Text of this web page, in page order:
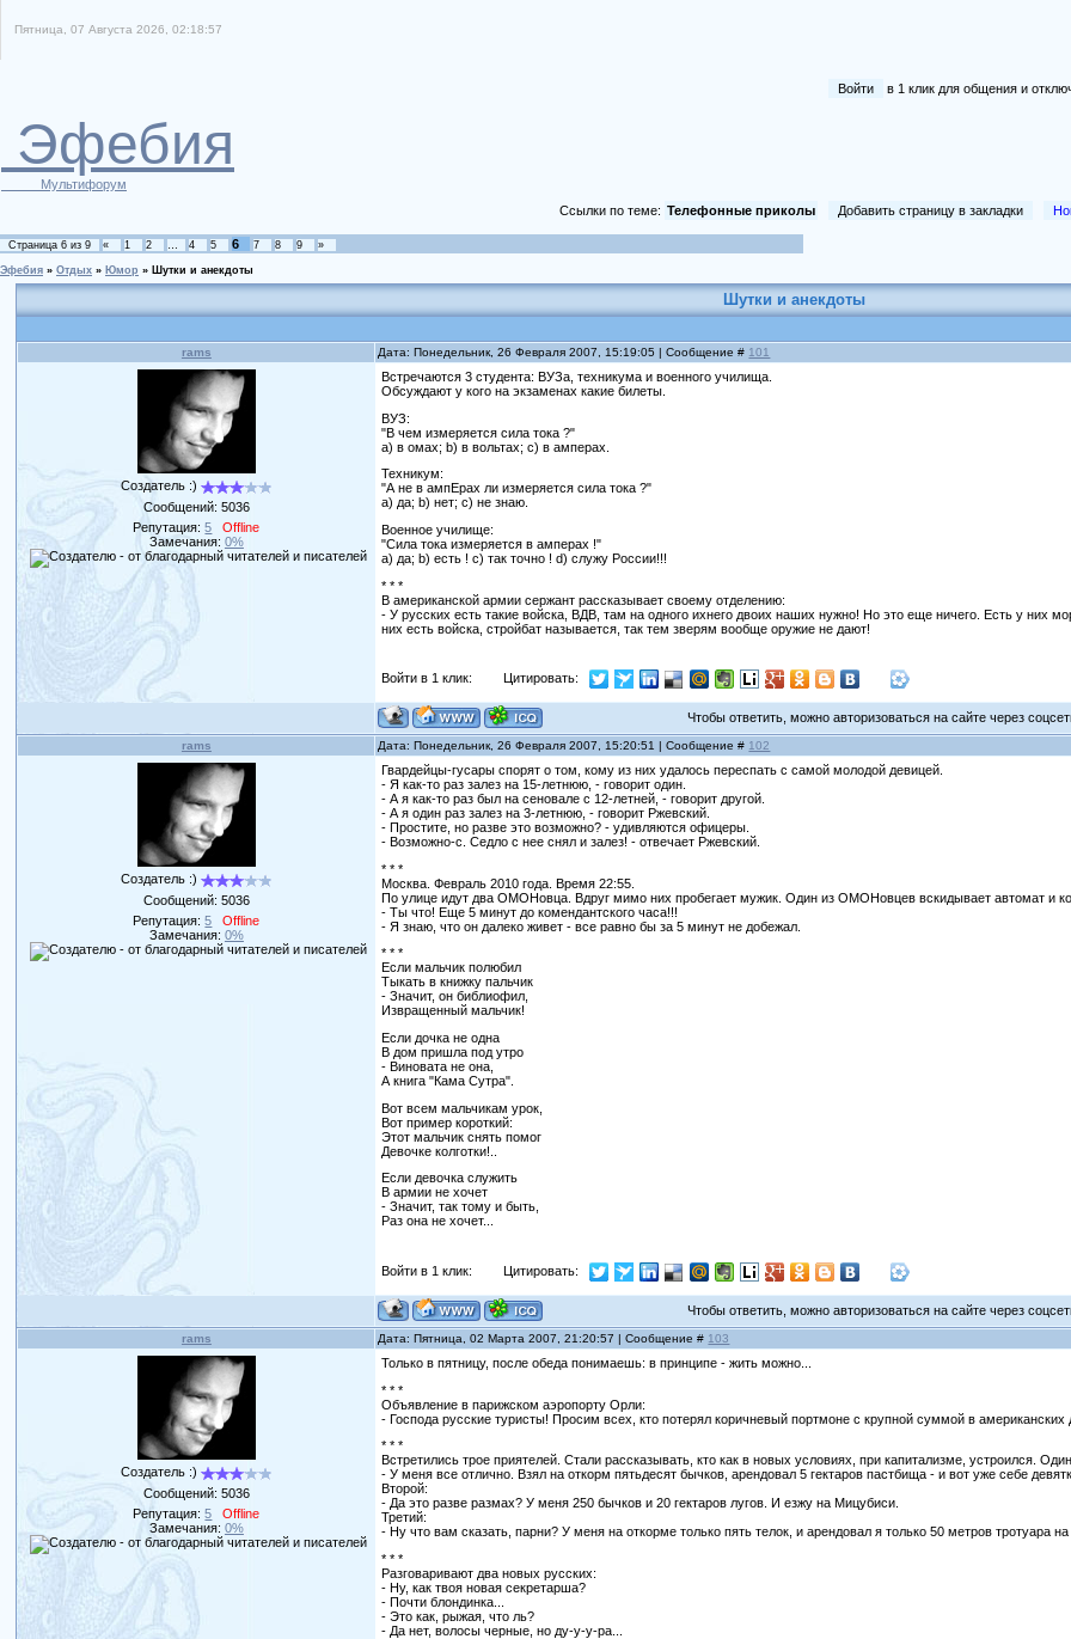
Пятница, 07 Августа 2026, 02:18:57
Войти в 1 клик для общения и
Эфебия
Мультифорум
Ссылки по теме: Телефонные приколы Добавить страницу в закладки
Страница 6 из 9 « 1 2 … 4 5 6 7 8 9 »
Эфебия » Отдых » Юмор » Шутки и анекдоты
Шутки и анекдоты
rams Дата: Понедельник, 26 Февраля 2007, 15:19:05 | Сообщение # 101
Создатель :)
Сообщений: 5036
Репутация:5
Offline
Замечания: 0%
Встречаются 3 студента: ВУЗа, техникума и военного училища.
Обсуждают у кого на экзаменах какие билеты.
ВУЗ:
"В чем измеряется сила тока ?"
a) в омах; b) в вольтах; c) в амперах.
Техникум:
"А не в ампЕрах ли измеряется сила тока ?"
a) да; b) нет; c) не знаю.
Военное училище:
"Сила тока измеряется в амперах !"
a) да; b) есть ! c) так точно ! d) служу России!!!
* * *
В американской армии сержант рассказывает своему отделению:
- У русских есть такие войска, ВДВ, там на одного ихнего двоих наших нужно! Но это еще ничего. Есть у них
них есть войска, стройбат называется, так тем зверям вообще оружие не дают!
Войти в 1 клик: Цитировать:
Чтобы ответить, можно авторизоваться на сайте через
rams Дата: Понедельник, 26 Февраля 2007, 15:20:51 | Сообщение # 102
Создатель :)
Сообщений: 5036
Репутация:5
Offline
Замечания: 0%
Гвардейцы-гусары спорят о том, кому из них удалось переспать с самой молодой девицей.
- Я как-то раз залез на 15-летнюю, - говорит один.
- А я как-то раз был на сеновале с 12-летней, - говорит другой.
- А я один раз залез на 3-летнюю, - говорит Ржевский.
- Простите, но разве это возможно? - удивляются офицеры.
- Возможно-с. Седло с нее снял и залез! - отвечает Ржевский.
* * *
Москва. Февраль 2010 года. Время 22:55.
По улице идут два ОМОНовца. Вдруг мимо них пробегает мужик. Один из ОМОНовцев вскидывает автомат и
- Ты что! Еще 5 минут до комендантского часа!!!
- Я знаю, что он далеко живет - все равно бы за 5 минут не добежал.
* * *
Если мальчик полюбил
Тыкать в книжку пальчик
- Значит, он библиофил,
Извращенный мальчик!
Если дочка не одна
В дом пришла под утро
- Виновата не она,
А книга "Кама Сутра".
Вот всем мальчикам урок,
Вот пример короткий:
Этот мальчик снять помог
Девочке колготки!..
Если девочка служить
В армии не хочет
- Значит, так тому и быть,
Раз она не хочет...
Войти в 1 клик: Цитировать:
Чтобы ответить, можно авторизоваться на сайте через
rams Дата: Пятница, 02 Марта 2007, 21:20:57 | Сообщение # 103
Создатель :)
Сообщений: 5036
Репутация:5
Offline
Замечания: 0%
Только в пятницу, после обеда понимаешь: в принципе - жить можно...
* * *
Объявление в парижском аэропорту Орли:
- Господа русские туристы! Просим всех, кто потерял коричневый портмоне с крупной суммой в
* * *
Встретились трое приятелей. Стали рассказывать, кто как в новых условиях, при капитализме, устроился.
- У меня все отлично. Взял на откорм пятьдесят бычков, арендовал 5 гектаров пастбища - и вот уже себе
Второй:
- Да это разве размах? У меня 250 бычков и 20 гектаров лугов. И езжу на Мицубиси.
Третий:
- Ну что вам сказать, парни? У меня на откорме только пять телок, и арендовал я только 50 метров тротуара
* * *
Разговаривают два новых русских:
- Ну, как твоя новая секретарша?
- Почти блондинка...
- Это как, рыжая, что ль?
- Да нет, волосы черные, но ду-у-у-ра...